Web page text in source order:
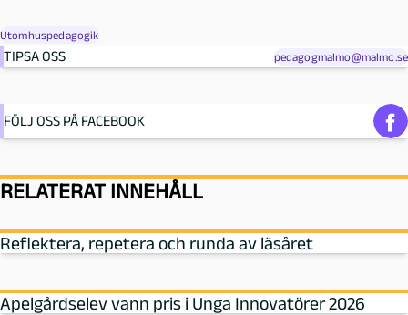
Utomhuspedagogik
TIPSA OSS pedagogmalmo@malmo.se
FÖLJ OSS PÅ FACEBOOK
RELATERAT INNEHÅLL
Reflektera, repetera och runda av läsåret
Apelgårdselev vann pris i Unga Innovatörer 2026